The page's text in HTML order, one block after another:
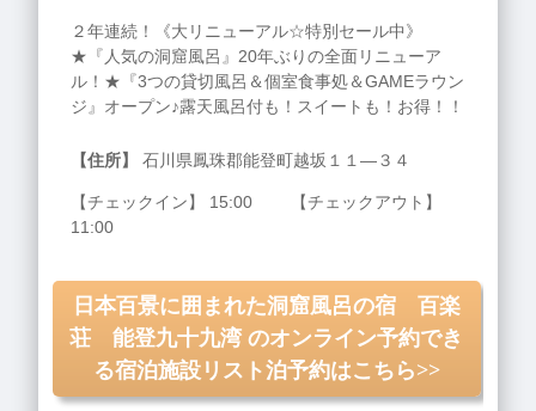
２年連続！《大リニューアル☆特別セール中》
★『人気の洞窟風呂』20年ぶりの全面リニューア
ル！★『3つの貸切風呂＆個室食事処＆GAMEラウン
ジ』オープン♪露天風呂付も！スイートも！お得！！
【住所】 石川県鳳珠郡能登町越坂１１―３４
【チェックイン】 15:00 【チェックアウト】
11:00
日本百景に囲まれた洞窟風呂の宿 百楽
荘 能登九十九湾 のオンライン予約でき
る宿泊施設リスト泊予約はこちら>>